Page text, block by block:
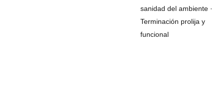
sanidad del ambiente ·
Terminación prolija y
funcional